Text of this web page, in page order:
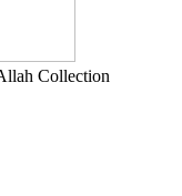
Collection